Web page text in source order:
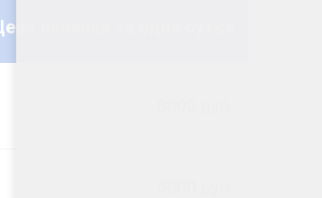
лечения за одни сутки